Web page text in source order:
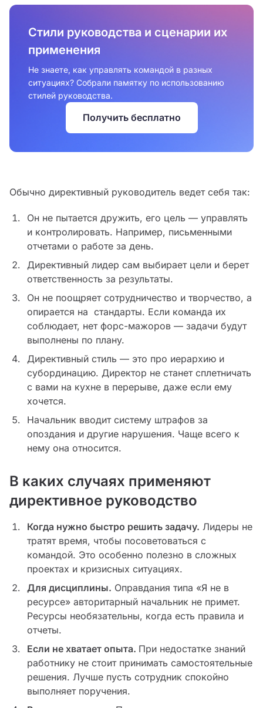
Стили руководства и сценарии их
применения
Не знаете, как управлять командой в разных
ситуациях? Собрали памятку по использованию
стилей руководства.
Получить бесплатно
Обычно директивный руководитель ведет себя так:
Он не пытается дружить, его цель — управлять
и контролировать. Например, письменными
отчетами о работе за день.
Директивный лидер сам выбирает цели и берет
ответственность за результаты.
Он не поощряет сотрудничество и творчество, а
опирается на стандарты. Если команда их
соблюдает, нет форс-мажоров — задачи будут
выполнены по плану.
Директивный стиль — это про иерархию и
субординацию. Директор не станет сплетничать
с вами на кухне в перерыве, даже если ему
хочется.
Начальник вводит систему штрафов за
опоздания и другие нарушения. Чаще всего к
нему она относится.
В каких случаях применяют
директивное руководство
Когда нужно быстро решить задачу. Лидеры не
тратят время, чтобы посоветоваться с
командой. Это особенно полезно в сложных
проектах и кризисных ситуациях.
Для дисциплины. Оправдания типа «Я не в
ресурсе» авторитарный начальник не примет.
Ресурсы необязательны, когда есть правила и
отчеты.
Если не хватает опыта. При недостатке знаний
работнику не стоит принимать самостоятельные
решения. Лучше пусть сотрудник спокойно
выполняет поручения.